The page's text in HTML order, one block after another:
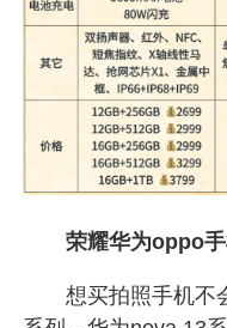
荣耀华为oppo
想买拍照手机不会